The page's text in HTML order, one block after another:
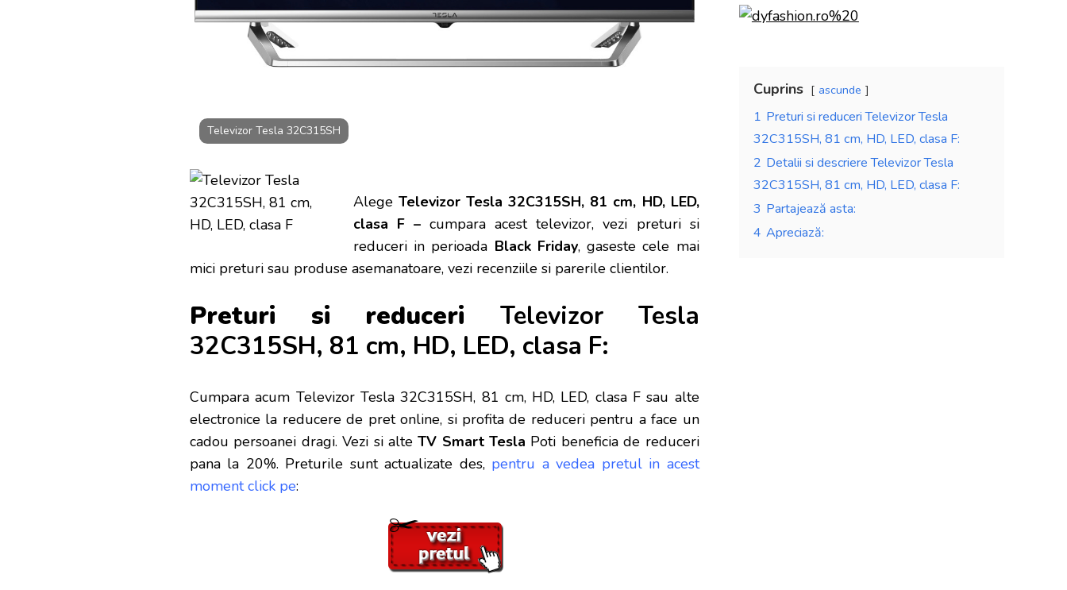
Televizor Tesla 32C315SH
Alege Televizor Tesla 32C315SH, 81 cm, HD, LED,
clasa F –cumpara acest televizor, vezi preturi si
reduceri in perioada Black Friday, gaseste cele mai
mici preturi sau produse asemanatoare, vezi recenziile si parerile clientilor.
Preturi si reduceri Televizor Tesla
32C315SH, 81 cm, HD, LED, clasa F:
Cumpara acum Televizor Tesla 32C315SH, 81 cm, HD, LED, clasa F sau alte
electronice la reducere de pret online, si profita de reduceripentru a face un
cadou persoanei dragi. Vezi si alteTV Smart Tesla Poti beneficia de reduceri
pana la 20%. Preturile sunt actualizate des, pentru a vedea pretul in acest
moment click pe:
Cuprins ascunde
1 Preturi si reduceri Televizor Tesla
32C315SH, 81 cm, HD, LED, clasa F:
2 Detalii si descriere Televizor Tesla
32C315SH, 81 cm, HD, LED, clasa F:
3 Partajează asta:
4 Apreciază: